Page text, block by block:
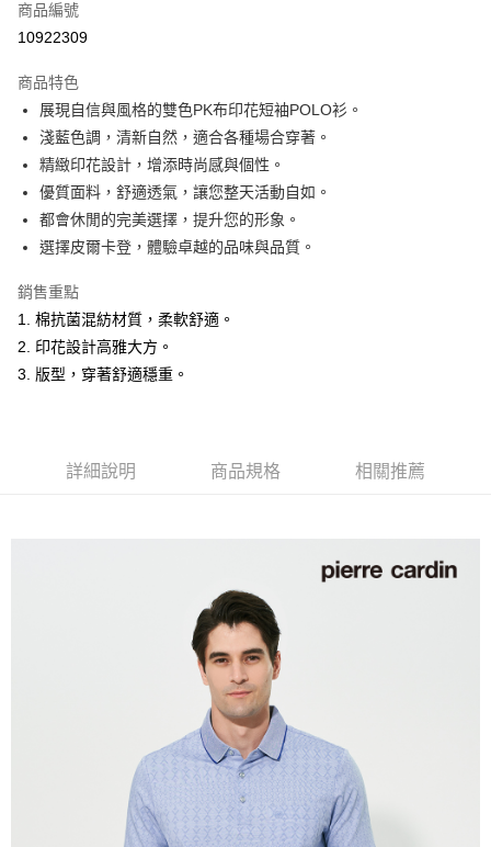
超商取貨付款
Apple Pay
悠遊付
Google Pay
ATM付款
全家取貨付款
每筆NT$60，滿NT$1,200(含以上)免運費
付款後全家取貨
每筆NT$60，滿NT$1,200(含以上)免運費
每筆NT$60，滿NT$1,200(含以上)免運費
每筆NT$80，滿NT$1,200(含以上)免運費
每筆NT$80，滿NT$1,200(含以上)免運費
商品編號
10922309
商品特色
展現自信與風格的雙色PK布印花短袖POLO衫。
淺藍色調，清新自然，適合各種場合穿著。
精緻印花設計，增添時尚感與個性。
優質面料，舒適透氣，讓您整天活動自如。
都會休閒的完美選擇，提升您的形象。
選擇皮爾卡登，體驗卓越的品味與品質。
銷售重點
1. 棉抗菌混紡材質，柔軟舒適。
2. 印花設計高雅大方。
3. 版型，穿著舒適穩重。
詳細說明 商品規格 相關推薦